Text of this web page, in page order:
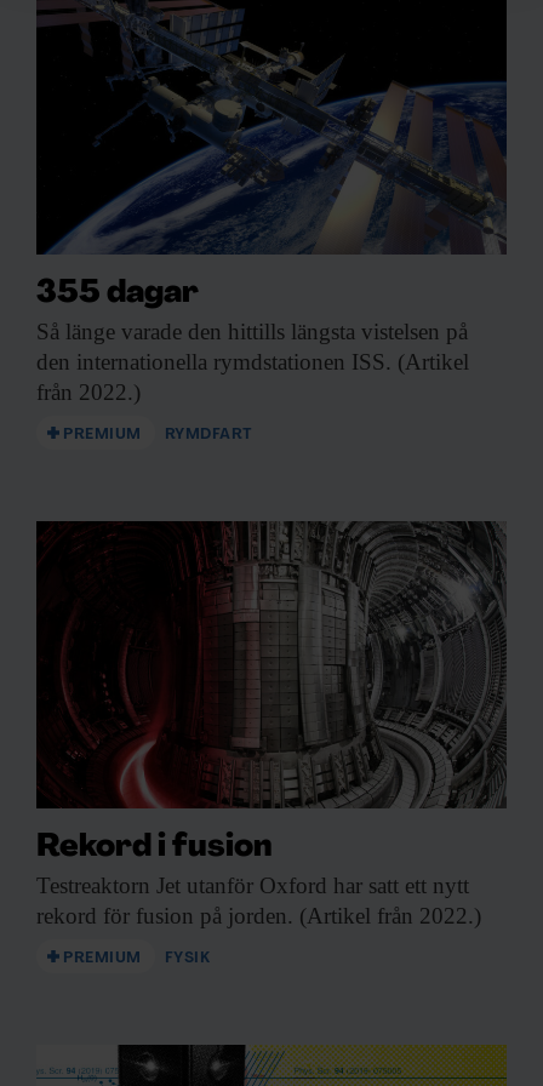
vidarebefordrar även sådana identifierare och annan
information från din enhet till de sociala medier och
annons- och analysföretag som vi samarbetar med.
Dessa kan i sin tur kombinera informationen med annan
information som du har tillhandahållit eller som de har
samlat in när du har använt deras tjänster.
355 dagar
Så länge varade den hittills längsta vistelsen på
den internationella rymdstationen ISS. (Artikel
från 2022.)
PREMIUM RYMDFART
Rekord i fusion
Testreaktorn Jet utanför Oxford har satt ett nytt
rekord för fusion på jorden. (Artikel från 2022.)
PREMIUM FYSIK